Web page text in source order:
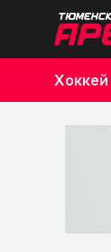
Хоккей
Бокс